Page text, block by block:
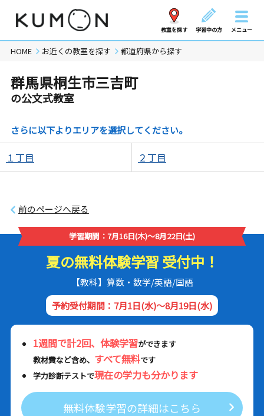
教室を探す 学習中の方 メニュー
HOME お近くの教室を探す 都道府県から探す
群馬県桐生市三吉町
の公文式教室
さらに以下よりエリアを選択してください。
１丁目 ２丁目
前のページへ戻る
学習期間：7月16日(木)～8月22日(土)
夏の無料体験学習 受付中！
【教科】算数・数学/英語/国語
予約受付期間：7月1日(水)～8月19日(水)
1週間で計2回、体験学習ができます
教材費など含め、 すべて無料です
学力診断テストで現在の学力も分かります
無料体験学習の詳細はこちら